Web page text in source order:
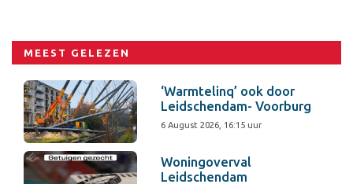
MEEST GELEZEN
‘Warmtelinq’ ook door
Leidschendam- Voorburg
6 August 2026, 16:15 uur
Woningoverval
Leidschendam